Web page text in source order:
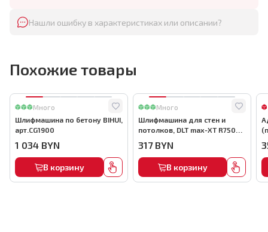
Нашли ошибку в характеристиках или описании?
Похожие товары
Много
Шлифмашина по бетону BIHUI,
арт.CG1900
1 034 BYN
В корзину
Много
Шлифмашина для стен и
потолков, DLT max-XT R7503,
317 BYN
В корзину